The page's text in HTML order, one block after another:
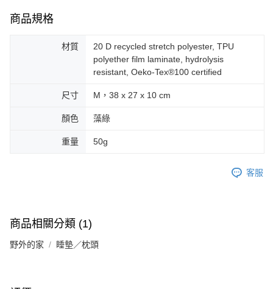
商品規格
材質
20 D recycled stretch polyester, TPU
polyether film laminate, hydrolysis
resistant, Oeko-Tex®100 certified
尺寸 M，38 x 27 x 10 cm
顏色 藻綠
重量 50g
客服
商品相關分類 (1)
野外的家 睡墊／枕頭